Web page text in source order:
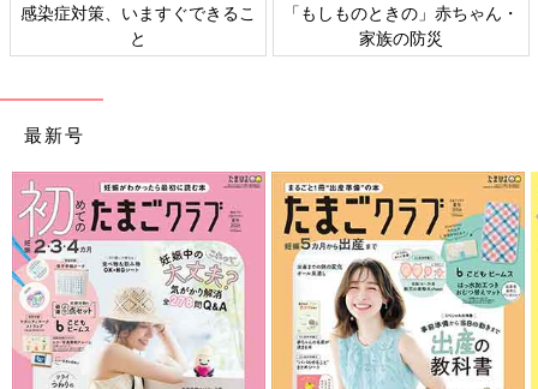
感染症対策、いますぐできるこ
と
「もしものときの」赤ちゃん・
家族の防災
最新号